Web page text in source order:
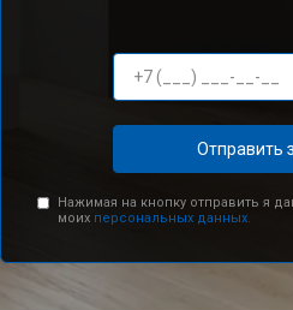
Отправить
Нажимая на кнопку отправить я
моих персональных данных.